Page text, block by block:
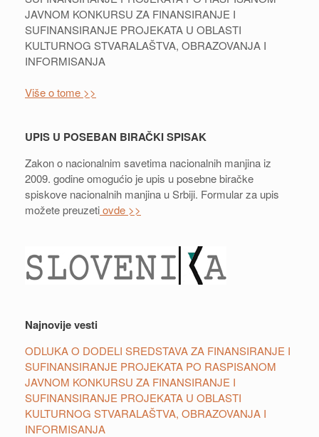
JAVNOM KONKURSU ZA FINANSIRANJE I
SUFINANSIRANJE PROJEKATA U OBLASTI
KULTURNOG STVARALAŠTVA, OBRAZOVANJA I
INFORMISANJA
Više o tome >>
UPIS U POSEBAN BIRAČKI SPISAK
Zakon o nacionalnim savetima nacionalnih manjina iz
2009. godine omogućio je upis u posebne biračke
spiskove nacionalnih manjina u Srbiji. Formular za upis
možete preuzetiovde >>
Najnovije vesti
ODLUKA O DODELI SREDSTAVA ZA FINANSIRANJE I
SUFINANSIRANJE PROJEKATA PO RASPISANOM
JAVNOM KONKURSU ZA FINANSIRANJE I
SUFINANSIRANJE PROJEKATA U OBLASTI
KULTURNOG STVARALAŠTVA, OBRAZOVANJA I
INFORMISANJA